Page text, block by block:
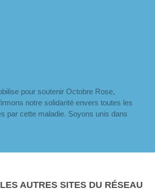
pour soutenir Octobre Rose,
notre solidarité envers toutes les
par cette maladie. Soyons unis dans
AUTRES SITES DU RÉSEAU